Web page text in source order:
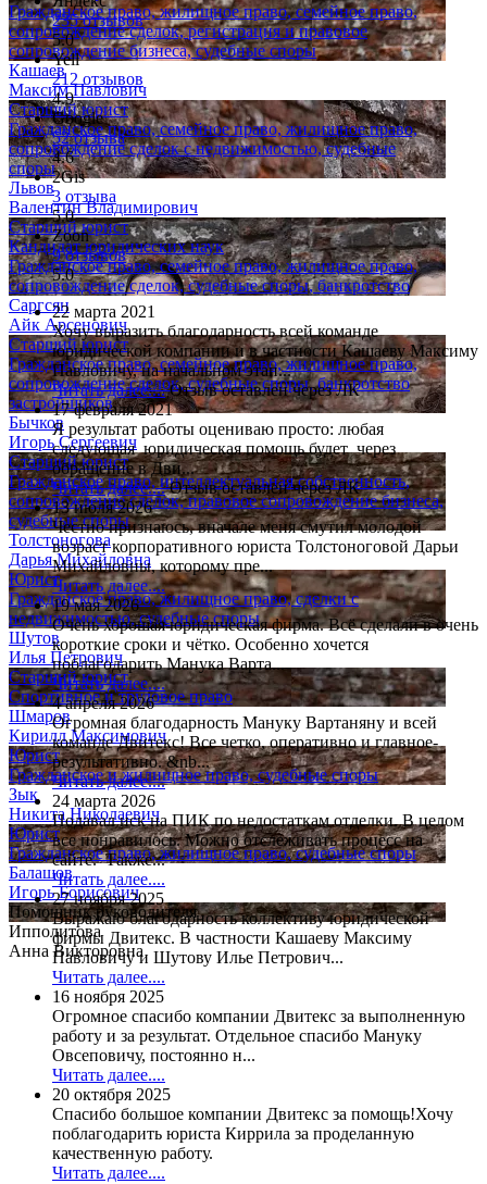
Гражданское право, жилищное право, семейное право,
сопровождение сделок, регистрация и правовое
сопровождение бизнеса, судебные споры
Кашаев
Максим Павлович
Старший юрист
Гражданское право, семейное право, жилищное право,
сопровождение сделок с недвижимостью, судебные
споры
Львов
Валентин Владимирович
Старший юрист
Кандидат юридических наук
Гражданское право, семейное право, жилищное право,
сопровождение сделок, судебные споры, банкротство
Саргсян
Айк Арсенович
Старший юрист
Гражданское право, семейное право, жилищное право,
сопровождение сделок, судебные споры, банкротство
застройщиков
Бычков
Игорь Сергеевич
Старший юрист
Гражданское право, интеллектуальная собственность,
сопровождение сделок, правовое сопровождение бизнеса,
судебные споры
Толстоногова
Дарья Михайловна
Юрист
Гражданское право, жилищное право, сделки с
недвижимостью, судебные споры
Шутов
Илья Петрович
Старший юрист
Спортивное и трудовое право
Шмаров
Кирилл Максимович
Юрист
Гражданское и жилищное право, судебные споры
Зык
Никита Николаевич
Юрист
Гражданское право, жилищное право, судебные споры
Балашов
Игорь Борисович
Помощник руководителя
Ипполитова
Анна Викторовна
235 отзывов
5.0
Yell
212 отзывов
4.9
Google
52 отзыва
4.6
2Gis
3 отзыва
5.0
Zoon
9 отзывов
5.0
22 марта 2021
Хочу выразить благодарность всей команде
юридической компании и в частности Кашаеву Максиму
Павловичу, на начальном этап...
Читать далее.... Отзыв оставлен через ЛК
17 февраля 2021
Я результат работы оцениваю просто: любая
следующая юридическая помощь будет через
обращение в Дви...
Читать далее.... Отзыв оставлен через ЛК
13 июля 2026
Честно признаюсь, вначале меня смутил молодой
возраст корпоративного юриста Толстоноговой Дарьи
Михайловны, которому пре...
Читать далее....
19 мая 2026
Очень хорошая юридическая фирма. Всё сделали в очень
короткие сроки и чётко. Особенно хочется
поблагодарить Манука Варта...
Читать далее....
4 апреля 2026
Огромная благодарность Мануку Вартаняну и всей
команде Двитекс! Все четко, оперативно и главное-
результативно. &nb...
Читать далее....
24 марта 2026
Подавал иск на ПИК по недостаткам отделки. В целом
все понравилось. Можно отслеживать процесс на
сайте. Также...
Читать далее....
27 ноября 2025
Выражаю благодарность коллективу юридической
фирмы Двитекс. В частности Кашаеву Максиму
Павловичу и Шутову Илье Петрович...
Читать далее....
16 ноября 2025
Огромное спасибо компании Двитекс за выполненную
работу и за результат. Отдельное спасибо Мануку
Овсеповичу, постоянно н...
Читать далее....
20 октября 2025
Спасибо большое компании Двитекс за помощь!Хочу
поблагодарить юриста Киррила за проделанную
качественную работу.
Читать далее....